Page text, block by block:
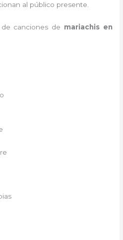
al público presente.
canciones de mariachis en
MAMÁ